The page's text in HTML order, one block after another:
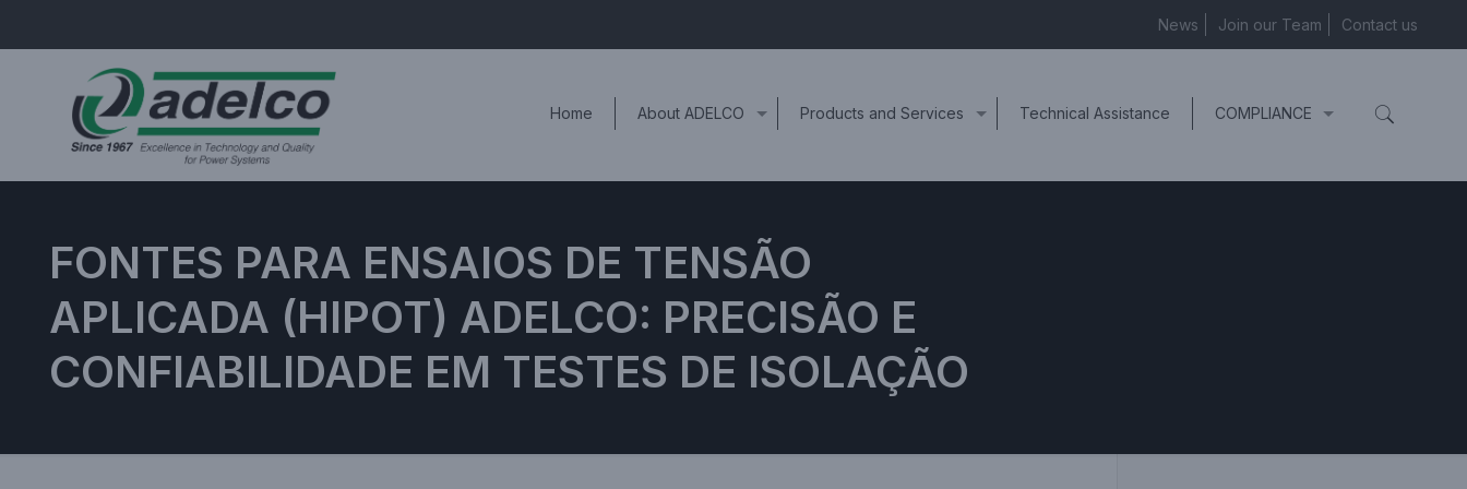
News Join our Team Contact us
Home About ADELCO Products and Services Technical Assistance COMPLIANCE
FONTES PARA ENSAIOS DE TENSÃO
APLICADA (HIPOT) ADELCO: PRECISÃO E
CONFIABILIDADE EM TESTES DE ISOLAÇÃO